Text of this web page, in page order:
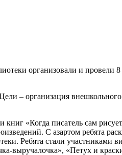
организовали и провели
– организация
«Когда писатель сам
С азартом ребята
Ребята стали участниками
выручалочка», «Петух и